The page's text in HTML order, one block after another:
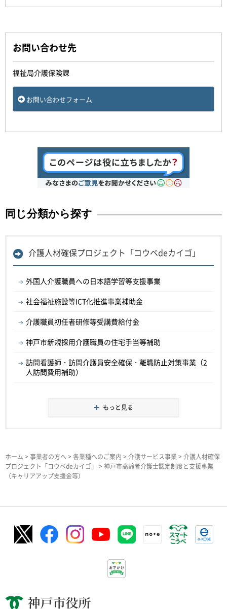
お問い合わせ先
福祉局介護保険課
お問い合わせフォーム
同じ分類から探す
介護人材確保プロジェクト「コウベdeカイゴ」
外国人介護職員への日本語学習等支援事業
社会福祉施設等ICT化推進事業補助金
介護職員初任者研修等受講費給付金
神戸市新規採用介護職員の住宅手当等補助
訪問看護師・訪問介護員安全確保・離職防止対策事業（2
人訪問費用補助）
もっと見る
ホーム > 事業者の方へ > 各業種へのご案内 > 介護サービス事業> 介護人材確保
プロジェクト「コウベdeカイゴ」 > 神戸市高齢者介護士認定制度と支援事業
（キャリアアップ支援金等）